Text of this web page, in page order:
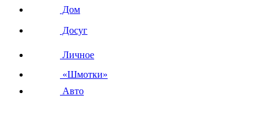
Дом
Досуг
Личное
«Шмотки»
Авто